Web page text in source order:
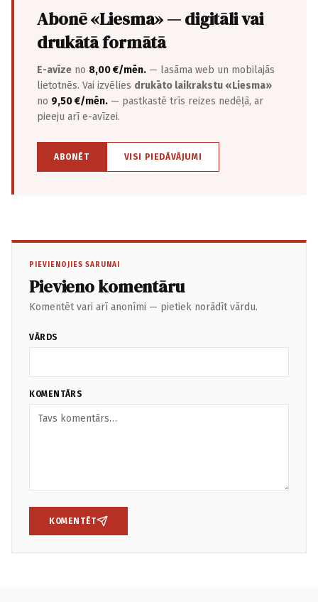
Abonē «Liesma» — digitāli vai
drukātā formātā
E-avīze no 8,00 €/mēn. — lasāma web un mobilajās
lietotnēs. Vai izvēlies drukāto laikrakstu «Liesma»
no 9,50 €/mēn. — pastkastē trīs reizes nedēļā, ar
pieeju arī e-avīzei.
ABONĒT VISI PIEDĀVĀJUMI
PIEVIENOJIES SARUNAI
Pievieno komentāru
Komentēt vari arī anonīmi — pietiek norādīt vārdu.
VĀRDS
KOMENTĀRS
KOMENTĒT